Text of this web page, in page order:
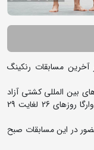
مسابقات رنکینگ
بین المللی کشتی آزاد
رنکینگ اتحادیه جهانی جام امره پولیاک و یانوش وارگا روزهای 26 لغایت 29
در این مسابقات صبح